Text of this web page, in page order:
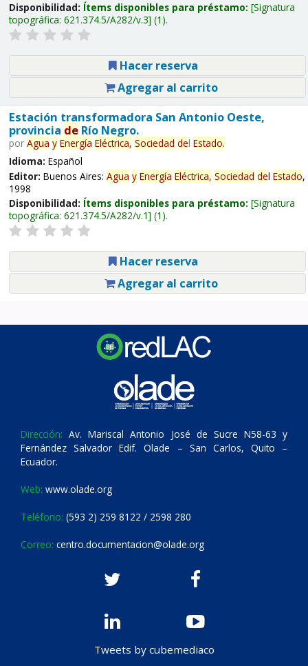
Disponibilidad: Ítems disponibles para préstamo: Signatura
topográfica: 621.374.5/A282/v.3 (1).
Hacer reserva
Agregar al carrito
Estación transformadora San Antonio Oeste,
provincia deRío Negro.
por Agua y Energía Eléctrica, Sociedad del Estado.
Idioma: Español
Editor: Buenos Aires: Agua y Energía Eléctrica, Sociedad del Estado,
1998
Disponibilidad: Ítems disponibles para préstamo: Signatura
topográfica: 621.374.5/A282/v.1 (1).
Hacer reserva
Agregar al carrito
Dirección: Av. Mariscal Antonio José de Sucre N58-63 y
Fernández Salvador Edif. Olade – San Carlos, Quito –
Ecuador.
Web: www.olade.org
Teléfono: (593 2) 259 8122 / 2598 280
Correo: centro.documentacion@olade.org
Tweets by cubemediaco